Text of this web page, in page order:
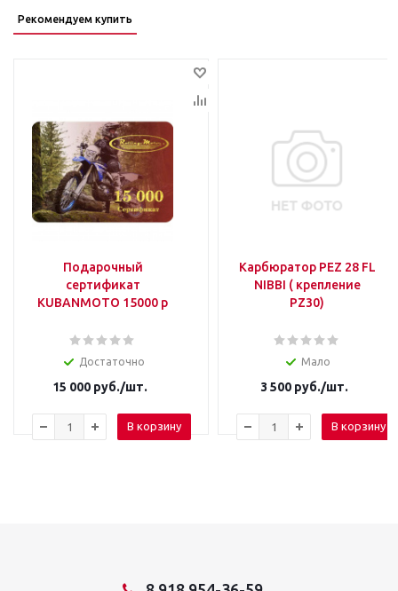
Рекомендуем купить
Подарочный
сертификат
KUBANMOTO 15000 р
Достаточно
15 000руб./шт.
В корзину
Карбюратор PEZ 28 FL
NIBBI ( крепление
PZ30)
Мало
3 500руб./шт.
В корзину